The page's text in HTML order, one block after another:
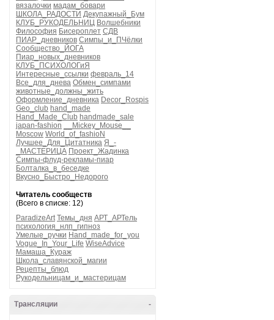
вязалочки мадам_бовари
ШКОЛА_РАДОСТИ Декупажный_Бум
КЛУБ_РУКОДЕЛЬНИЦ Волшебники
Философия Бисероплет СДВ
ПИАР_дневников Симпы_и_ПЧёлки
Сообщество_ЙОГА
Пиар_новых_дневников
КЛУБ_ПСИХОЛОГиЯ
Интересные_ссылки февраль_14
Все_для_днева Обмен_симпами
животные_должны_жить
Оформление_дневника Decor_Rospis
Geo_club hand_made
Hand_Made_Club handmade_sale
japan-fashion
__Mickey_Mouse__
Moscow World_of_fashioN
Лучшее_Для_Цитатника Я_-
_МАСТЕРИЦА Проект_Жадинка
Симпы-флуд-рекламы-пиар
Болталка_в_беседке
Вкусно_Быстро_Недорого
Читатель сообществ
(Всего в списке: 12)
ParadizeArt Темы_дня АРТ_АРТель
психология_нлп_гипноз
Умелые_ручки Hand_made_for_you
Vogue_In_Your_Life WiseAdvice
Мамаша_Кураж
Школа_славянской_магии
Рецепты_блюд
Рукодельницам_и_мастерицам
-
Трансляции